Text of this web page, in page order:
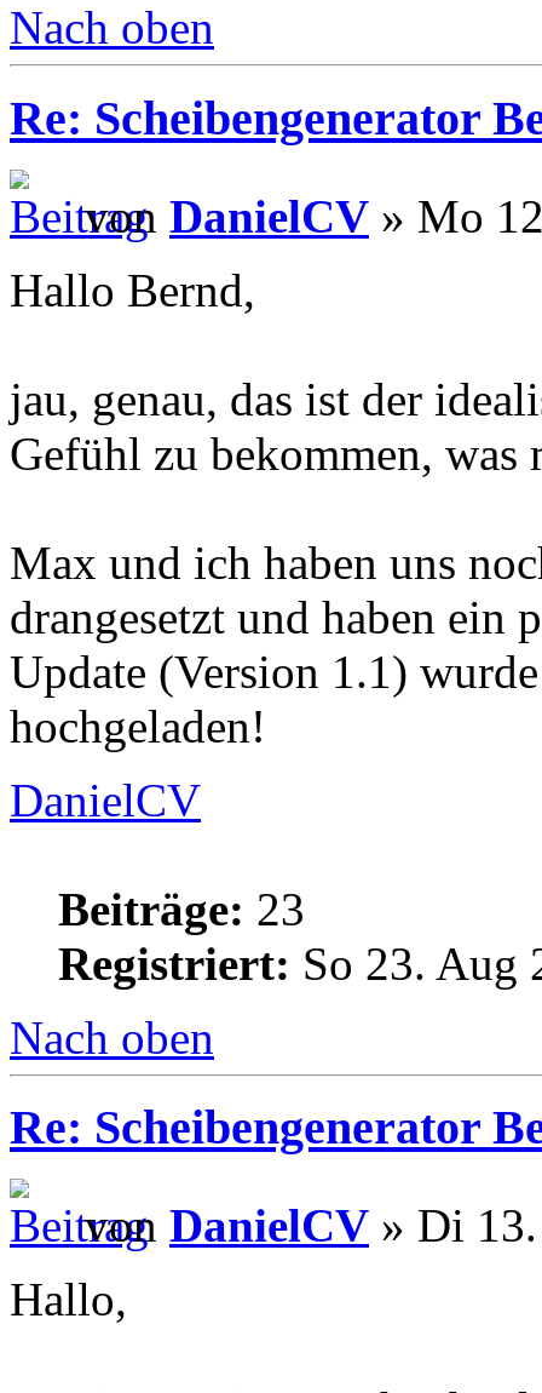
Nach oben
Re: Scheibengenerator
von DanielCV » Mo
Hallo Bernd,
jau, genau, das ist der
Gefühl zu bekommen, was
Max und ich haben uns
drangesetzt und haben ein
Update (Version 1.1)
hochgeladen!
DanielCV
Beiträge: 23
Registriert: So 23. Aug
Nach oben
Re: Scheibengenerator
von DanielCV » Di
Hallo,